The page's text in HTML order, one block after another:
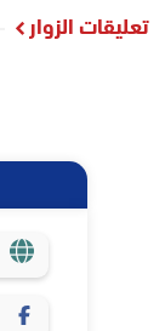
تعليقات الزوار